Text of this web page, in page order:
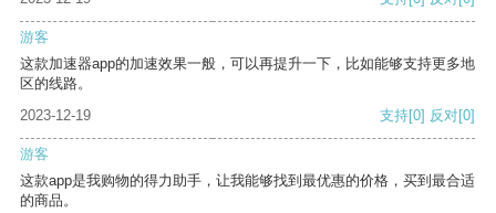
游客
这款加速器app的加速效果一般，可以再提升一下，比如能够支持更多地
区的线路。
2023-12-19
支持[0] 反对[0]
游客
这款app是我购物的得力助手，让我能够找到最优惠的价格，买到最合适
的商品。